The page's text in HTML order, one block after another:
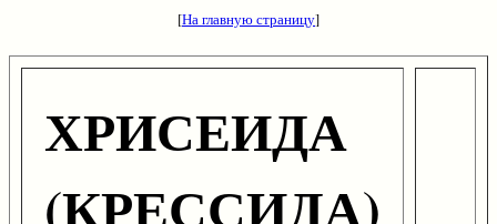
[На главную страницу]
ХРИСЕИДА
(КРЕССИДА)